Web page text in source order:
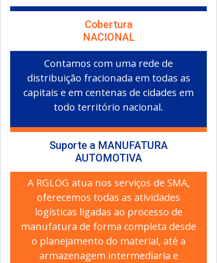
Cobertura
NACIONAL
Contamos com uma rede de
distribuição fracionada em todas as
capitais e em centenas de cidades em
todo território nacional.
Suporte a MANUFATURA
AUTOMOTIVA
A RGLOG atua nos serviços de SMA,
oferecemos todas as atividades
logísticas ligadas ao processo de
manufatura de forma completa desde
o planejamento do material, até a
armazenagem intermediaria e